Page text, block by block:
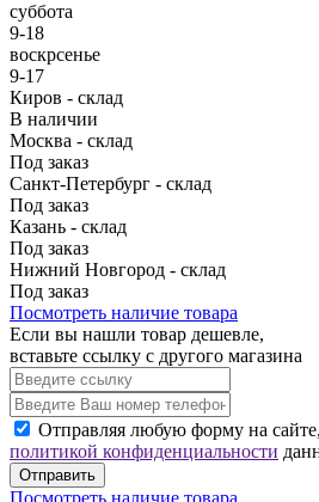
суббота
9-18
воскрсенье
9-17
Киров - склад
В наличии
Москва - склад
Под заказ
Санкт-Петербург - склад
Под заказ
Казань - склад
Под заказ
Нижний Новгород - склад
Под заказ
Посмотреть наличие товара
Если вы нашли товар дешевле,
вставьте ссылку с другого магазина
Отправляя любую форму на
политикой конфиденциальности
Отправить